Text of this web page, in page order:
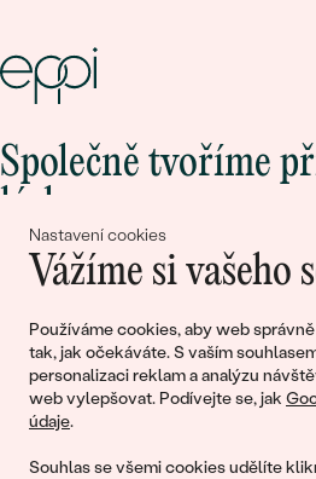
Nastavení cookies
Vážíme si vašeho
Používáme cookies, aby web
tak, jak očekáváte. S vaším
personalizaci reklam a analýzu
web vylepšovat. Podívejte se, jak
údaje.
Souhlas se všemi cookies udělíte
Společně tvoříme
lásky
Připojte se k nám!